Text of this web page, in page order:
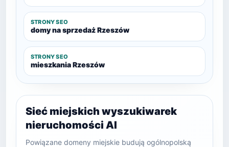
STRONY SEO
domy na sprzedaż Rzeszów
STRONY SEO
mieszkania Rzeszów
Sieć miejskich wyszukiwarek
nieruchomości AI
Powiązane domeny miejskie budują ogólnopolską